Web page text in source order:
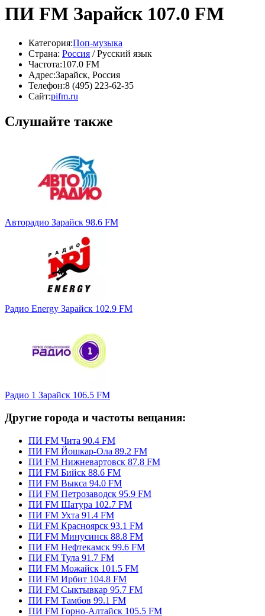
ПИ FM Зарайск 107.0 FM
Категория:Поп-музыка
Страна: Россия / Русский язык
Частота:107.0 FM
Адрес:Зарайск, Россия
Телефон:8 (495) 223-62-35
Сайт:pifm.ru
Слушайте также
Авторадио Зарайск 98.6 FM
Радио Energy Зарайск 102.9 FM
Радио 1 Зарайск 106.5 FM
Другие города и частоты вещания:
ПИ FM Чита 90.4 FM
ПИ FM Йошкар-Ола 89.2 FM
ПИ FM Нижневартовск 87.8 FM
ПИ FM Бийск 88.6 FM
ПИ FM Выкса 94.0 FM
ПИ FM Петрозаводск 95.9 FM
ПИ FM Шатура 102.7 FM
ПИ FM Ухта 91.4 FM
ПИ FM Красноярск 93.1 FM
ПИ FM Минусинск 88.8 FM
ПИ FM Нефтекамск 99.6 FM
ПИ FM Тула 91.7 FM
ПИ FM Можайск 101.5 FM
ПИ FM Ирбит 104.8 FM
ПИ FM Сыктывкар 95.7 FM
ПИ FM Тамбов 99.1 FM
ПИ FM Горно-Алтайск 105.5 FM